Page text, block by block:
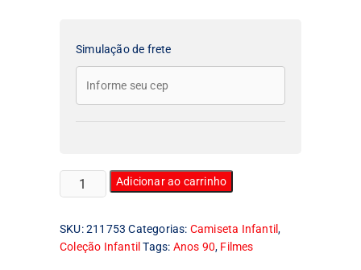
Simulação de frete
Camiseta
Infantil
quantidade
Adicionar ao carrinho
SKU:211753 Categorias: Camiseta Infantil,
Coleção Infantil Tags: Anos 90, Filmes